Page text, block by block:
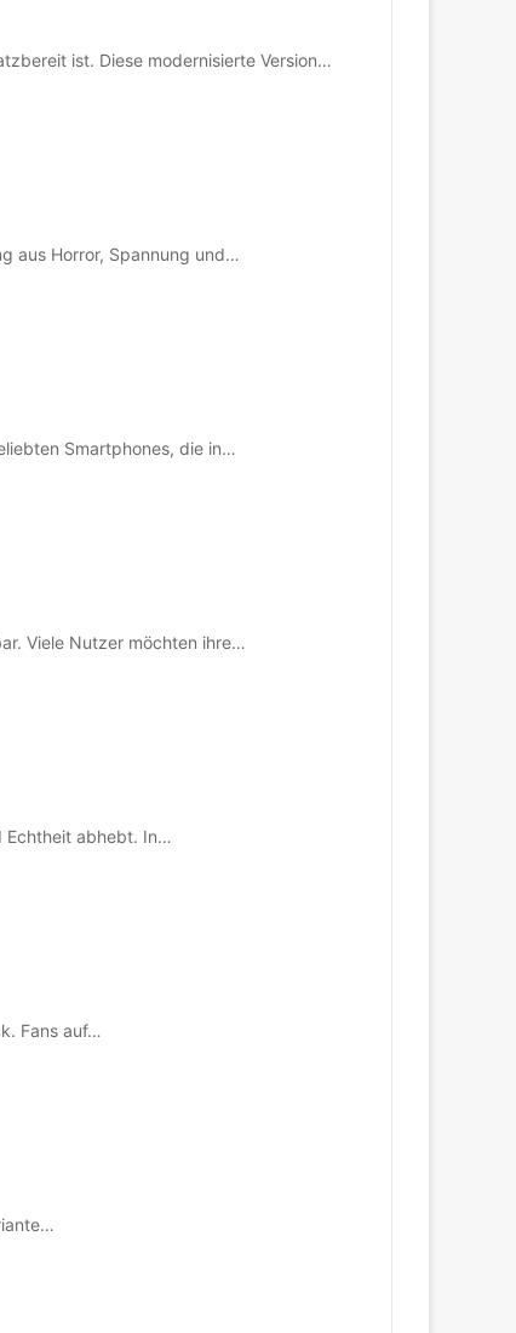
ist. Diese modernisierte Version…
aus Horror, Spannung und…
Smartphones, die in…
Viele Nutzer möchten ihre…
Echtheit abhebt. In…
Fans auf…